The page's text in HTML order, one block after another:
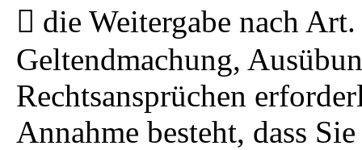
die Weitergabe nach
Geltendmachung,
Rechtsansprüchen
Annahme besteht, dass